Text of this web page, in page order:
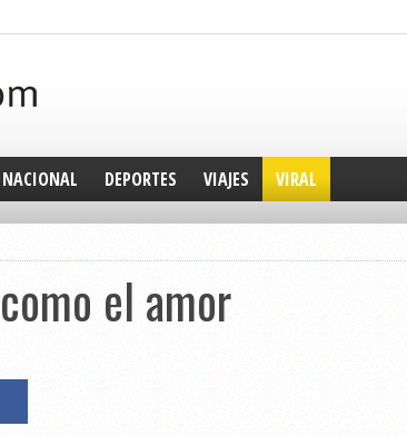
NACIONAL DEPORTES VIAJES VIRAL
el amor